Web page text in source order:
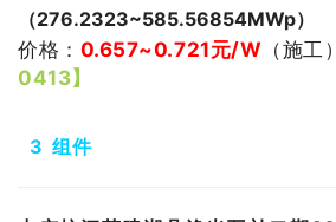
（276.2323~585.56854MWp）
价格： 0.657~0.721元/W （施工）
0413】
3 组件